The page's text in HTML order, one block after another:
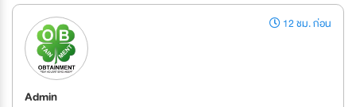
12 ชม. ก่อน
Admin